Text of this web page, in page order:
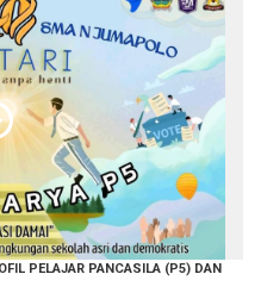
PELAJAR PANCASILA (P5) DAN